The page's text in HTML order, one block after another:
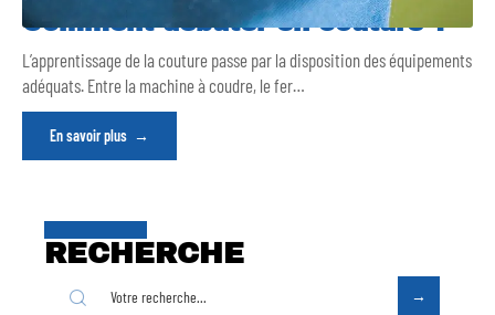
Comment débuter en couture ?
L’apprentissage de la couture passe par la disposition des équipements
adéquats. Entre la machine à coudre, le fer…
En savoir plus
RECHERCHE